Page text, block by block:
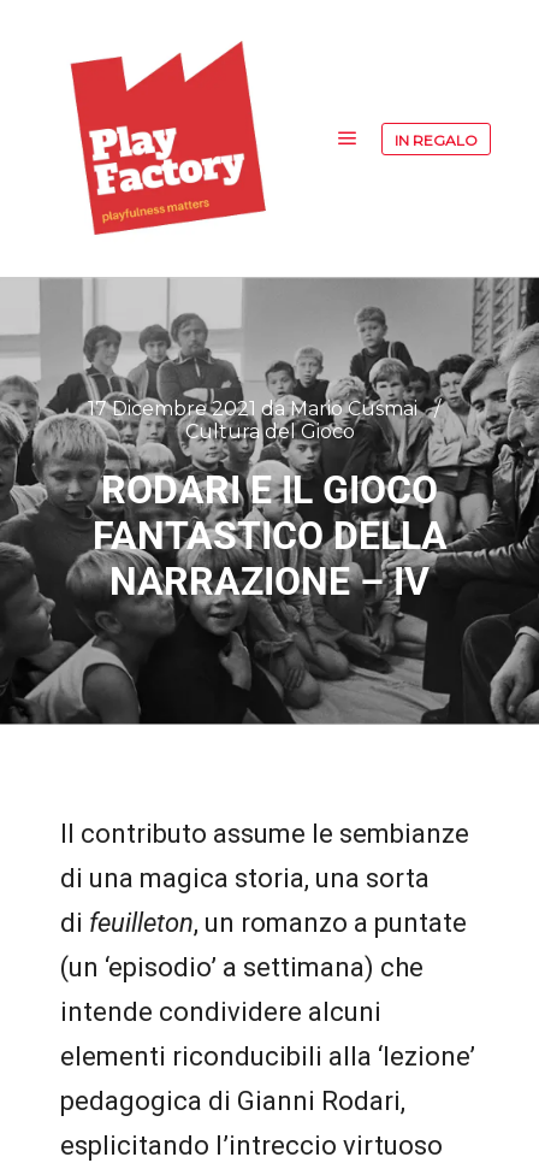
IN REGALO
17 Dicembre 2021 daMario Cusmai
Cultura del Gioco
RODARI E IL GIOCO
FANTASTICO DELLA
NARRAZIONE – IV
Il contributo assume le sembianze
di una magica storia, una sorta
di feuilleton, un romanzo a puntate
(un ‘episodio’ a settimana) che
intende condividere alcuni
elementi riconducibili alla ‘lezione’
pedagogica di Gianni Rodari,
esplicitando l’intreccio virtuoso